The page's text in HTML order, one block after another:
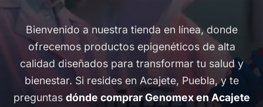
Bienvenido a nuestra tienda en línea, donde
ofrecemos productos epigenéticos de alta
calidad diseñados para transformar tu salud y
bienestar. Si resides en Acajete, Puebla, y te
preguntas dónde comprar Genomex en Acajete